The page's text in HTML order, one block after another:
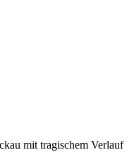
mit tragischem Verlauf